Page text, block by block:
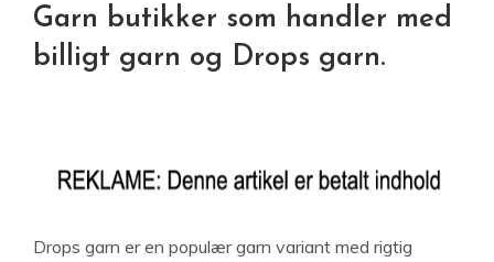
Garn butikker som handler med
billigt garn og Drops garn.
Drops garn er en populær garn variant med rigtig